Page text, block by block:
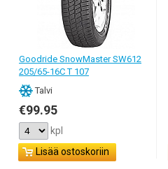
Goodride SnowMaster SW612
205/65-16C T 107
Talvi
€99.95
kpl
Lisää ostoskoriin